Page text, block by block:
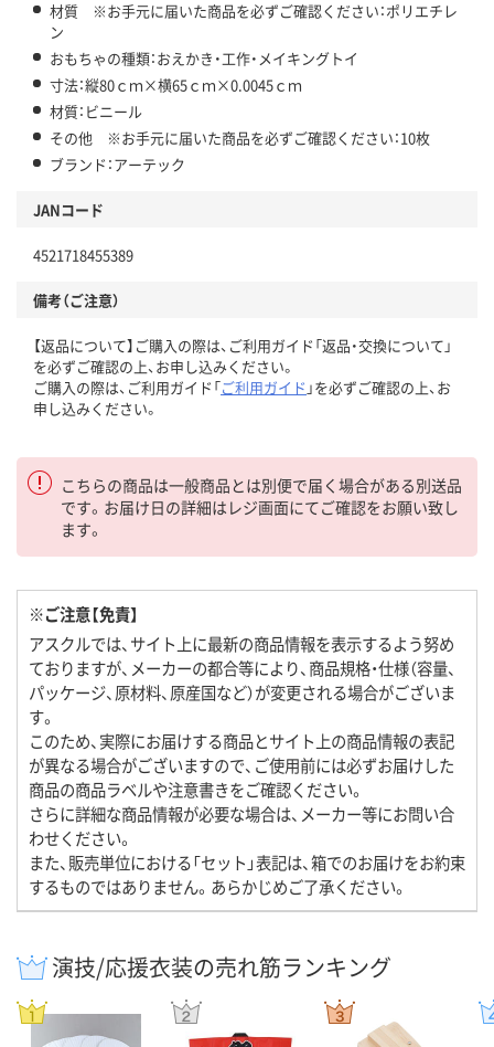
材質 ※お手元に届いた商品を必ずご確認ください：ポリエチレ
ン
おもちゃの種類：おえかき・工作・メイキングトイ
寸法：縦80ｃｍ×横65ｃｍ×0.0045ｃｍ
材質：ビニール
その他 ※お手元に届いた商品を必ずご確認ください：10枚
ブランド：アーテック
JANコード
4521718455389
備考（ご注意）
【返品について】ご購入の際は、ご利用ガイド「返品・交換について」
を必ずご確認の上、お申し込みください。
ご購入の際は、ご利用ガイド「ご利用ガイド 」を必ずご確認の上、お
申し込みください。
こちらの商品は一般商品とは別便で届く場合がある別送品
です。お届け日の詳細はレジ画面にてご確認をお願い致し
ます。
※ご注意【免責】
アスクルでは、サイト上に最新の商品情報を表示するよう努め
ておりますが、メーカーの都合等により、商品規格・仕様（容量、
パッケージ、原材料、原産国など）が変更される場合がございま
す。
このため、実際にお届けする商品とサイト上の商品情報の表記
が異なる場合がございますので、ご使用前には必ずお届けした
商品の商品ラベルや注意書きをご確認ください。
さらに詳細な商品情報が必要な場合は、メーカー等にお問い合
わせください。
また、販売単位における「セット」表記は、箱でのお届けをお約束
するものではありません。あらかじめご了承ください。
演技/応援衣装の売れ筋ランキング